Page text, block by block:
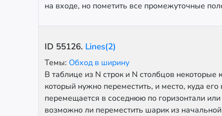
на входе, но пометить все промежуточные
ID 55126. Lines(2)
Темы: Обход в ширину
В таблице из N строк и N столбцов
который нужно переместить, и место, куда
перемещается в соседнюю по горизонтали
возможно ли переместить шарик из